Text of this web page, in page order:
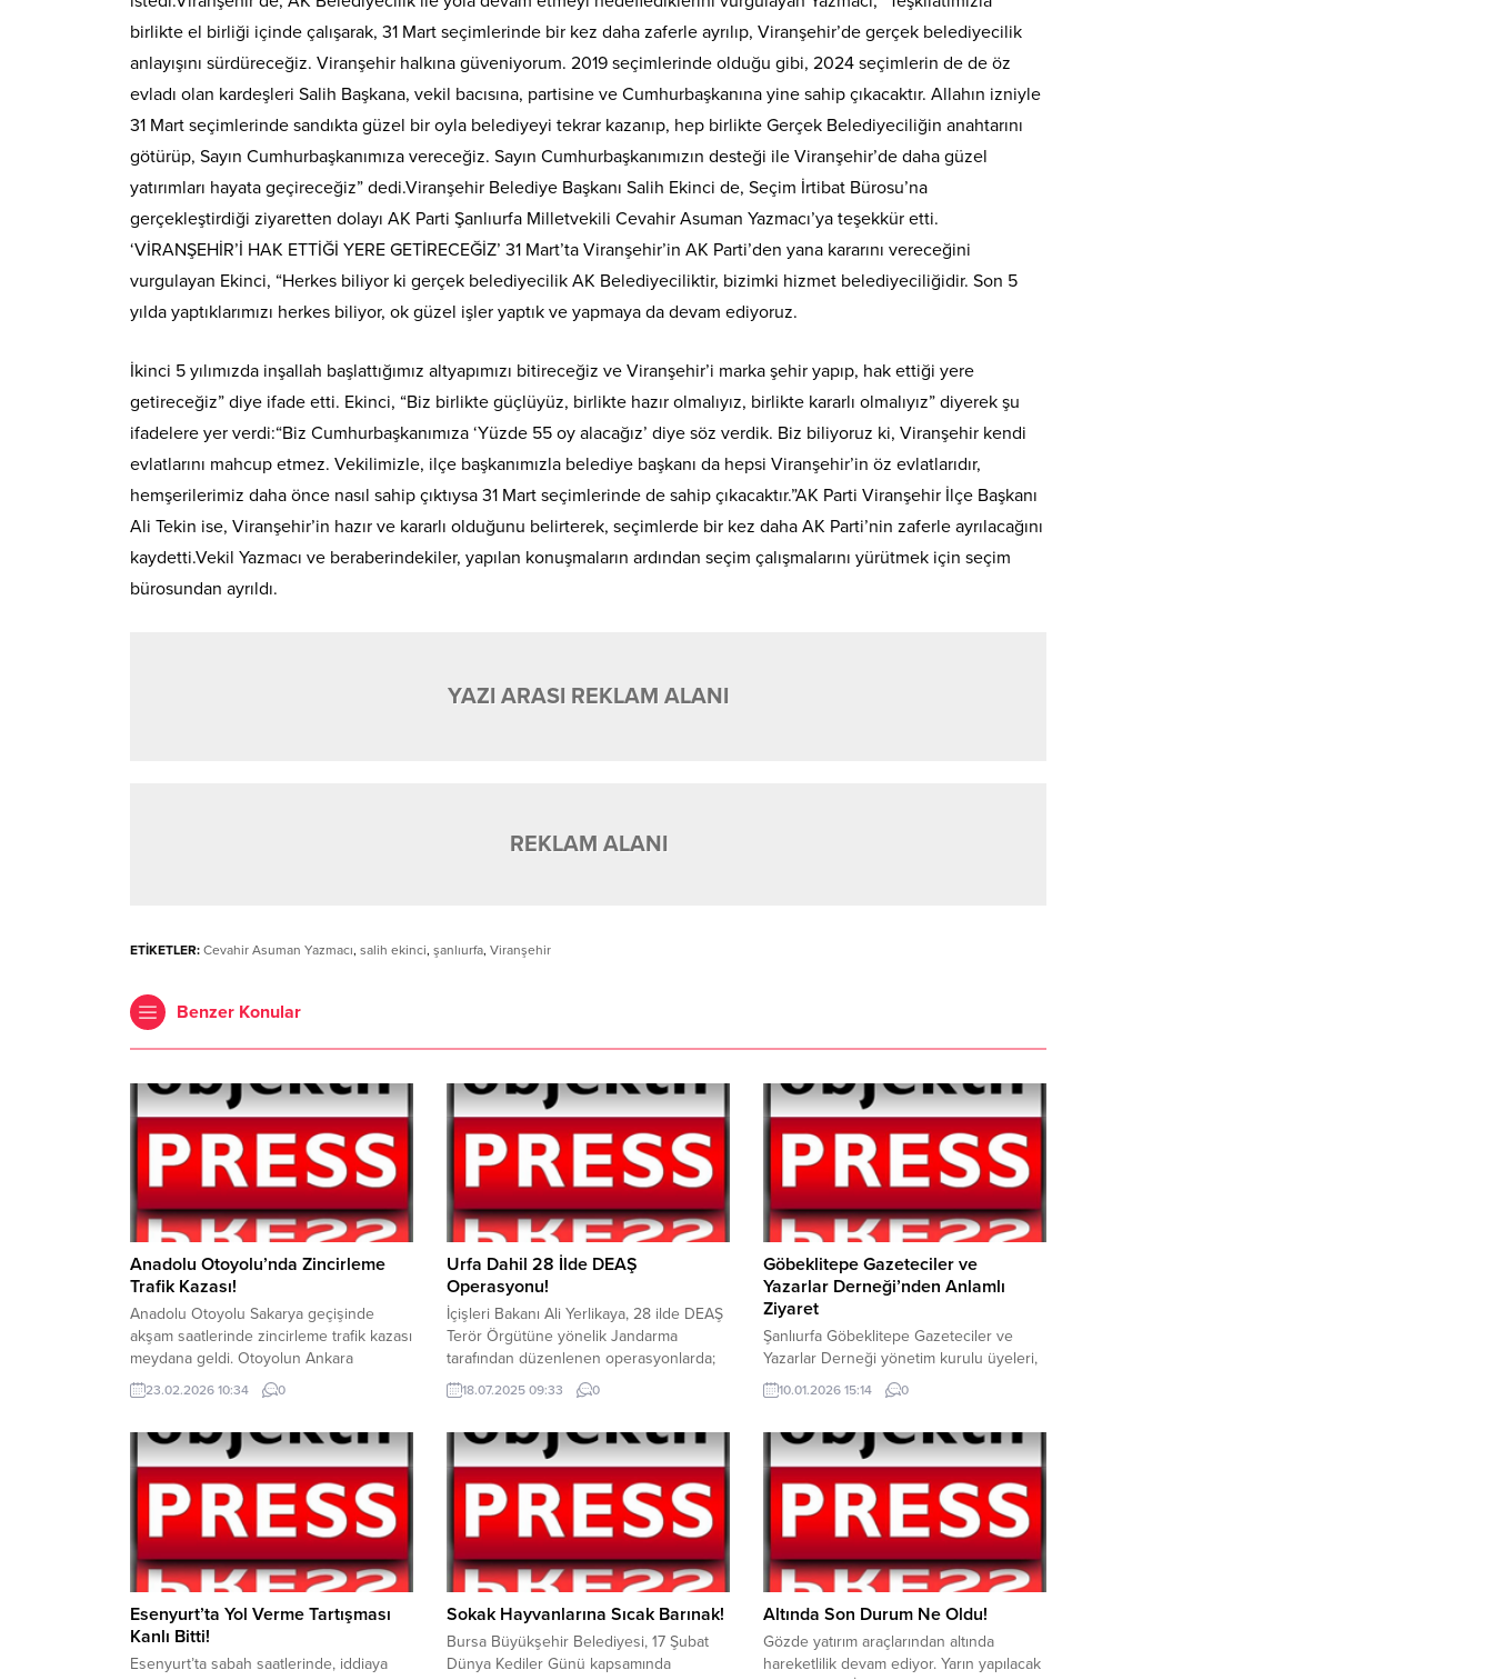
birlikte el birliği içinde çalışarak, 31 Mart seçimlerinde bir kez daha zaferle ayrılıp, Viranşehir’de gerçek belediyecilik
anlayışını sürdüreceğiz. Viranşehir halkına güveniyorum. 2019 seçimlerinde olduğu gibi, 2024 seçimlerin de de öz
evladı olan kardeşleri Salih Başkana, vekil bacısına, partisine ve Cumhurbaşkanına yine sahip çıkacaktır. Allahın izniyle
31 Mart seçimlerinde sandıkta güzel bir oyla belediyeyi tekrar kazanıp, hep birlikte Gerçek Belediyeciliğin anahtarını
götürüp, Sayın Cumhurbaşkanımıza vereceğiz. Sayın Cumhurbaşkanımızın desteği ile Viranşehir’de daha güzel
yatırımları hayata geçireceğiz” dedi.Viranşehir Belediye Başkanı Salih Ekinci de, Seçim İrtibat Bürosu’na
gerçekleştirdiği ziyaretten dolayı AK Parti Şanlıurfa Milletvekili Cevahir Asuman Yazmacı’ya teşekkür etti.
‘VİRANŞEHİR’İ HAK ETTİĞİ YERE GETİRECEĞİZ’ 31 Mart’ta Viranşehir’in AK Parti’den yana kararını vereceğini
vurgulayan Ekinci, “Herkes biliyor ki gerçek belediyecilik AK Belediyeciliktir, bizimki hizmet belediyeciliğidir. Son 5
yılda yaptıklarımızı herkes biliyor, ok güzel işler yaptık ve yapmaya da devam ediyoruz.
İkinci 5 yılımızda inşallah başlattığımız altyapımızı bitireceğiz ve Viranşehir’i marka şehir yapıp, hak ettiği yere
getireceğiz” diye ifade etti. Ekinci, “Biz birlikte güçlüyüz, birlikte hazır olmalıyız, birlikte kararlı olmalıyız” diyerek şu
ifadelere yer verdi:“Biz Cumhurbaşkanımıza ‘Yüzde 55 oy alacağız’ diye söz verdik. Biz biliyoruz ki, Viranşehir kendi
evlatlarını mahcup etmez. Vekilimizle, ilçe başkanımızla belediye başkanı da hepsi Viranşehir’in öz evlatlarıdır,
hemşerilerimiz daha önce nasıl sahip çıktıysa 31 Mart seçimlerinde de sahip çıkacaktır.”AK Parti Viranşehir İlçe Başkanı
Ali Tekin ise, Viranşehir’in hazır ve kararlı olduğunu belirterek, seçimlerde bir kez daha AK Parti’nin zaferle ayrılacağını
kaydetti.Vekil Yazmacı ve beraberindekiler, yapılan konuşmaların ardından seçim çalışmalarını yürütmek için seçim
bürosundan ayrıldı.
YAZI ARASI REKLAM ALANI
REKLAM ALANI
ETİKETLER: Cevahir Asuman Yazmacı, salih ekinci, şanlıurfa, Viranşehir
Benzer Konular
Anadolu Otoyolu’nda Zincirleme
Trafik Kazası!
Anadolu Otoyolu Sakarya geçişinde
akşam saatlerinde zincirleme trafik kazası
meydana geldi. Otoyolun Ankara
istikameti Erenler ilçesi mevkiisi
üzerinde, akşam saatlerinde zincirleme
otobüsü, tır, minibüs, otomobil ve ticari
aracın da aralarında bulunduğu, 16 aracın
karıştığı kazada, 4’ü ağır olmak üzere
toplam 13 kişi yaralandı. Kazayı
görenlerin...
23.02.2026 10:34 0
Urfa Dahil 28 İlde DEAŞ
Operasyonu!
İçişleri Bakanı Ali Yerlikaya, 28 ilde DEAŞ
Terör Örgütüne yönelik Jandarma
tarafından düzenlenen operasyonlarda;
153 şüpheli yakalandı. Adana, Antalya,
Aydın, Bursa, Çankırı, Çorum, Eskişehir,
Kahramanmaraş, Kastamonu, Kırşehir,
Kocaeli, Kütahya, Manisa, Mardin, Mersin,
Muğla, Nevşehir, Osmaniye, Sakarya,
Samsun, Şanlıurfa, Tekirdağ, Yalova ve
Zonguldak’ta düzenlenen
operasyonlarda yakalanan şüphelilerin;
Terör...
18.07.2025 09:33 0
Göbeklitepe Gazeteciler ve
Yazarlar Derneği’nden Anlamlı
Ziyaret
Şanlıurfa Göbeklitepe Gazeteciler ve
Yazarlar Derneği yönetim kurulu üyeleri,
10 Ocak Dünya Çalışan Gazeteciler Günü
dolayısıyla anlamlı bir programa imza attı.
gazeteci meslektaşlarını dualarla andı.Bu
kapsamda Şanlıurfa merkezde bulunan
ve gazetecilerin defnedildiği mezarlıkları
ziyaret eden dernek üyeleri, merhum
meslektaşları için Kur’an-ı Kerim okuyarak
ruhlarına dua etti....
10.01.2026 15:14 0
Esenyurt’ta Yol Verme Tartışması
Kanlı Bitti!
Esenyurt’ta sabah saatlerinde, iddiaya
Sokak Hayvanlarına Sıcak Barınak!
Bursa Büyükşehir Belediyesi, 17 Şubat
Dünya Kediler Günü kapsamında
Altında Son Durum Ne Oldu!
Gözde yatırım araçlarından altında
hareketlilik devam ediyor. Yarın yapılacak